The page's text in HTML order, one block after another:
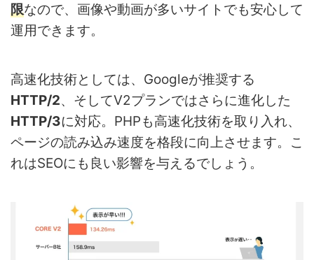
限なので、画像や動画が多いサイトでも安心して
運用できます。
高速化技術としては、Googleが推奨する
HTTP/2、そしてV2プランではさらに進化した
HTTP/3に対応。PHPも高速化技術を取り入れ、
ページの読み込み速度を格段に向上させます。こ
れはSEOにも良い影響を与えるでしょう。